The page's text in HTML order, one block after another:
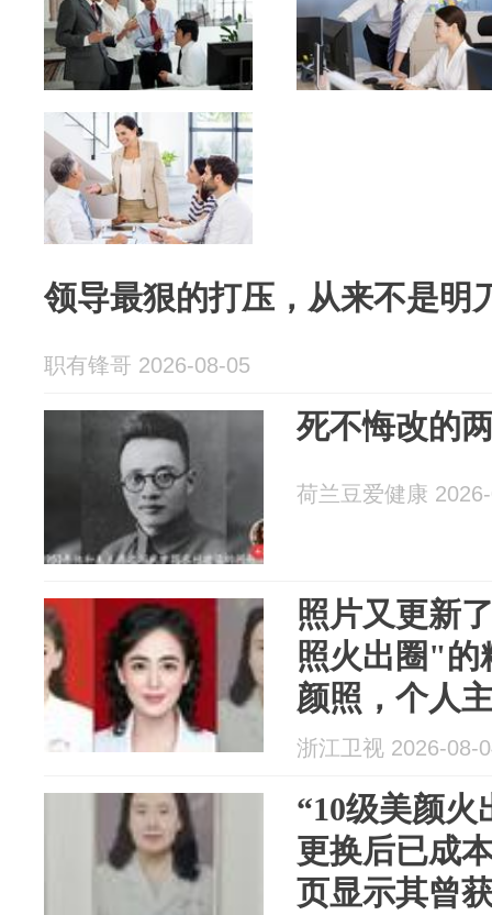
领导最狠的打压，从来不是明
职有锋哥 2026-08-05
死不悔改的
荷兰豆爱健康
照片又更新
照火出圈"的
颜照，个人
235面，同事
浙江卫视 2026-08-
“10级美颜火
更换后已成
页显示其曾